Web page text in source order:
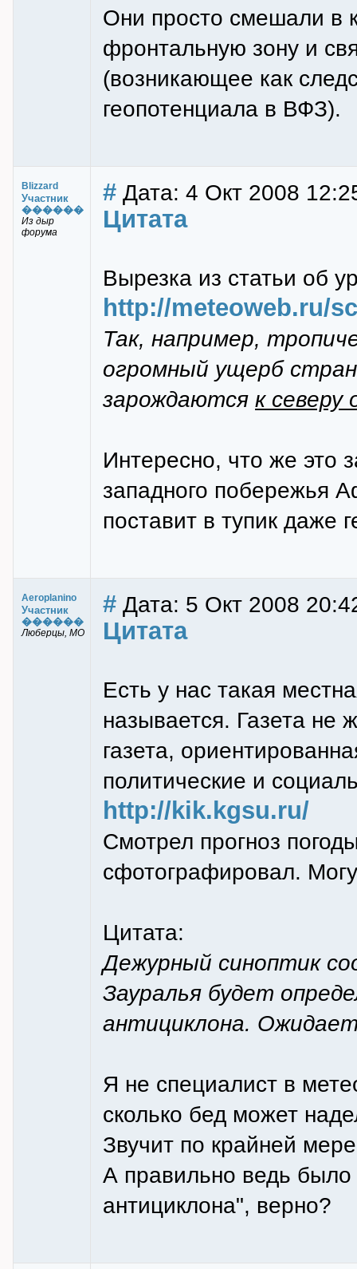
Они просто смешали в
фронтальную зону и
(возникающее как
геопотенциала в ВФЗ).
Blizzard
Участник
������
Из дыр
форума
# Дата: 4 Окт 2008
Цитата
Вырезка из статьи об
http://meteoweb.ru/
Так, например,
огромный ущерб
зарождаются к северу
Интересно, что же это
западного побережья
поставит в тупик даже
Aeroplanino
Участник
������
Люберцы, МО
# Дата: 5 Окт 2008
Цитата
Есть у нас такая
называется. Газета не
газета,
политические и
http://kik.kgsu.ru/
Смотрел прогноз
сфотографировал.
Цитата:
Дежурный синоптик
Зауралья будет
антициклона.
Я не специалист в
сколько бед может
Звучит по крайней
А правильно ведь
антициклона", верно?